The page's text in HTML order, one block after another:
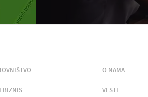
BIZNIS
O NAMA
VESTI